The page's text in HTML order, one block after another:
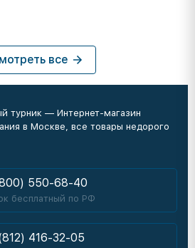
все
турник — Интернет-магазин
в Москве, все товары недорого
550-68-40
бесплатный по РФ
416-32-05